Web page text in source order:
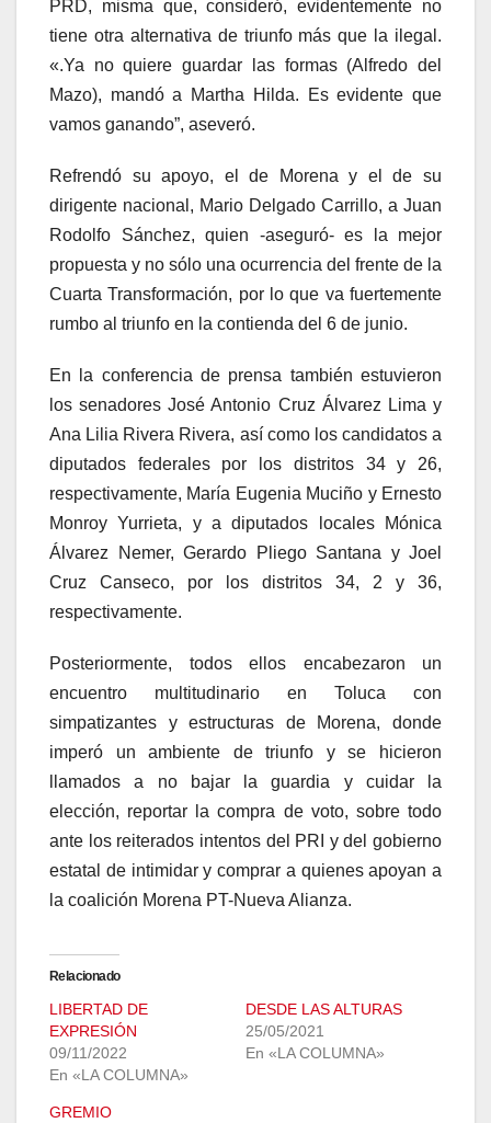
PRD, misma que, consideró, evidentemente no
tiene otra alternativa de triunfo más que la ilegal.
«.Ya no quiere guardar las formas (Alfredo del
Mazo), mandó a Martha Hilda. Es evidente que
vamos ganando”, aseveró.
Refrendó su apoyo, el de Morena y el de su
dirigente nacional, Mario Delgado Carrillo, a Juan
Rodolfo Sánchez, quien -aseguró- es la mejor
propuesta y no sólo una ocurrencia del frente de la
Cuarta Transformación, por lo que va fuertemente
rumbo al triunfo en la contienda del 6 de junio.
En la conferencia de prensa también estuvieron
los senadores José Antonio Cruz Álvarez Lima y
Ana Lilia Rivera Rivera, así como los candidatos a
diputados federales por los distritos 34 y 26,
respectivamente, María Eugenia Muciño y Ernesto
Monroy Yurrieta, y a diputados locales Mónica
Álvarez Nemer, Gerardo Pliego Santana y Joel
Cruz Canseco, por los distritos 34, 2 y 36,
respectivamente.
Posteriormente, todos ellos encabezaron un
encuentro multitudinario en Toluca con
simpatizantes y estructuras de Morena, donde
imperó un ambiente de triunfo y se hicieron
llamados a no bajar la guardia y cuidar la
elección, reportar la compra de voto, sobre todo
ante los reiterados intentos del PRI y del gobierno
estatal de intimidar y comprar a quienes apoyan a
la coalición Morena PT-Nueva Alianza.
Relacionado
LIBERTAD DE
EXPRESIÓN
09/11/2022
En «LA COLUMNA»
DESDE LAS ALTURAS
25/05/2021
En «LA COLUMNA»
GREMIO